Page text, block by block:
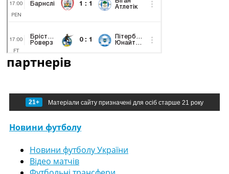
партнерів
21+ Матеріали сайту призначені для осіб старше 21 року
Новини футболу
Новини футболу України
Відео матчів